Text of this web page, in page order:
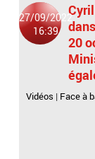
27/09/2022
16:39
20
Vidéos | Face à